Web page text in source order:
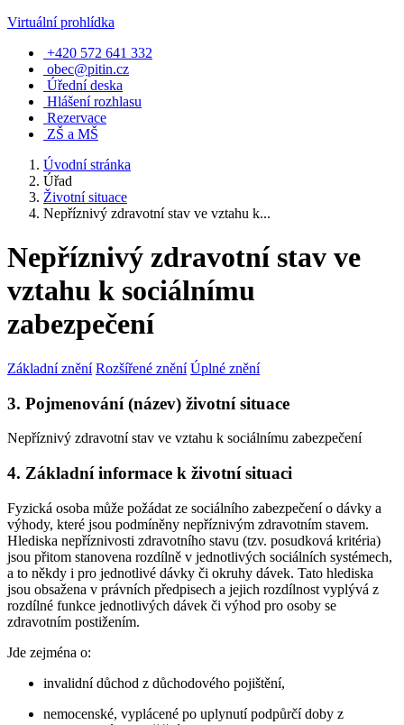
Virtuální prohlídka
+420 572 641 332
obec@pitin.cz
Úřední deska
Hlášení rozhlasu
Rezervace
ZŠ a MŠ
Úvodní stránka
Úřad
Životní situace
Nepříznivý zdravotní stav ve vztahu k...
Nepříznivý zdravotní stav ve
vztahu k sociálnímu
zabezpečení
Základní znění Rozšířené znění Úplné znění
3. Pojmenování (název) životní situace
Nepříznivý zdravotní stav ve vztahu k sociálnímu zabezpečení
4. Základní informace k životní situaci
Fyzická osoba může požádat ze sociálního zabezpečení o dávky a
výhody, které jsou podmíněny nepříznivým zdravotním stavem.
Hlediska nepříznivosti zdravotního stavu (tzv. posudková kritéria)
jsou přitom stanovena rozdílně v jednotlivých sociálních systémech,
a to někdy i pro jednotlivé dávky či okruhy dávek. Tato hlediska
jsou obsažena v právních předpisech a jejich rozdílnost vyplývá z
rozdílné funkce jednotlivých dávek či výhod pro osoby se
zdravotním postižením.
Jde zejména o:
invalidní důchod z důchodového pojištění,
nemocenské, vyplácené po uplynutí podpůrčí doby z